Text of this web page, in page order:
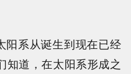
阳系从诞生到现在已经
知道，在太阳系形成之